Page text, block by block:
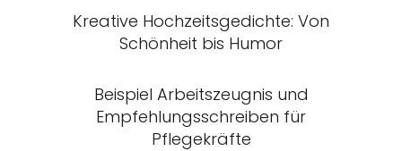
Kreative Hochzeitsgedichte: Von
Schönheit bis Humor
Beispiel Arbeitszeugnis und
Empfehlungsschreiben für
Pflegekräfte